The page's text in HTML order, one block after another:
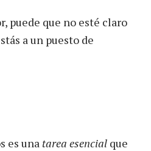
puede que no esté claro
a un puesto de
es una tarea esencial que